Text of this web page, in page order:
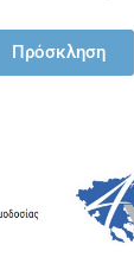
Πρόσκληση